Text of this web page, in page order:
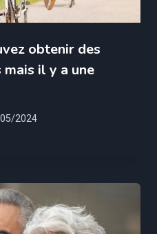
obtenir des
il y a une
2024